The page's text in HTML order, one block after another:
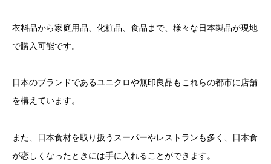
衣料品から家庭用品、化粧品、食品まで、様々な日本製品が現地
で購入可能です。
日本のブランドであるユニクロや無印良品もこれらの都市に店舗
を構えています。
また、日本食材を取り扱うスーパーやレストランも多く、日本食
が恋しくなったときには手に入れることができます。